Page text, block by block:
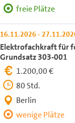
freie Plätze
16.11.2026 -
Elektrofachkraft für
Grundsatz 303-001
1.200,00 €
80 Std.
Berlin
wenige Plätze